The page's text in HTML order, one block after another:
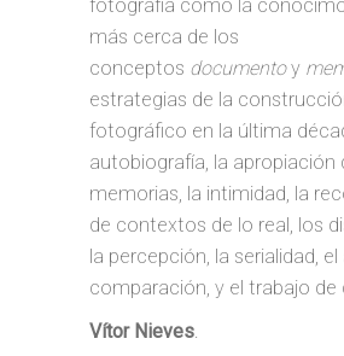
fotografía como la
más cerca de los
conceptos documentoy
estrategias de la
fotográfico en la última
autobiografía, la apropiación
memorias, la intimidad, la
de contextos de lo real, los
la percepción, la serialidad,
comparación, y el trabajo de
Vítor Nieves.